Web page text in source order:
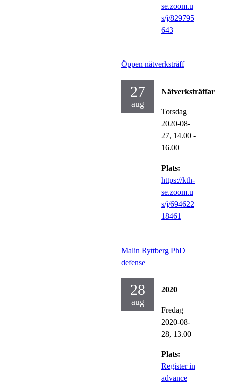
se.zoom.u
s/j/829795
643
Öppen nätverksträff
27
aug
Nätverksträffar
Torsdag
2020-08-
27, 14.00 -
16.00
Plats:
https://kth-
se.zoom.u
s/j/694622
18461
Malin Ryttberg PhD
defense
28
aug
2020
Fredag
2020-08-
28, 13.00
Plats:
Register in
advance